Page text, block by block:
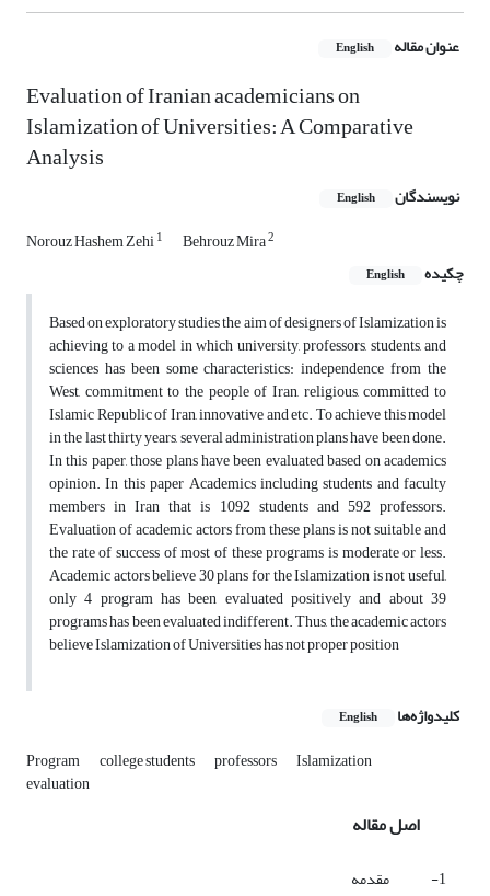
عنوان مقاله English
Evaluation of Iranian academicians on
Islamization of Universities: A Comparative
Analysis
نویسندگان English
Norouz Hashem Zehi1 Behrouz Mira2
چکیده English
Based on exploratory studies the aim of designers of Islamization is
achieving to a model in which university, professors, students, and
sciences has been some characteristics: independence from the
West, commitment to the people of Iran, religious, committed to
Islamic Republic of Iran, innovative and etc. To achieve this model
in the last thirty years, several administration plans have been done.
In this paper, those plans have been evaluated based on academics
opinion. In this paper Academics including students and faculty
members in Iran that is 1092 students and 592 professors.
Evaluation of academic actors from these plans is not suitable and
the rate of success of most of these programs is moderate or less.
Academic actors believe 30 plans for the Islamization is not useful,
only 4 program has been evaluated positively and about 39
programs has been evaluated indifferent. Thus, the academic actors
believe Islamization of Universities has not proper position
کلیدواژه‌ها English
Program college students professors Islamization
evaluation
اصل مقاله
1- مقدمه